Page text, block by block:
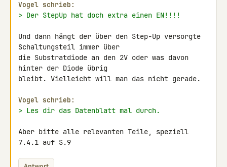
Vogel schrieb:
> Der StepUp hat doch extra einen EN!!!!
Und dann hängt der über den Step-Up versorgte
Schaltungsteil immer über
die Substratdiode an den 2V oder was davon
hinter der Diode übrig
bleibt. Vielleicht will man das nicht gerade.
Vogel schrieb:
> Les dir das Datenblatt mal durch.
Aber bitte alle relevanten Teile, speziell
7.4.1 auf S.9